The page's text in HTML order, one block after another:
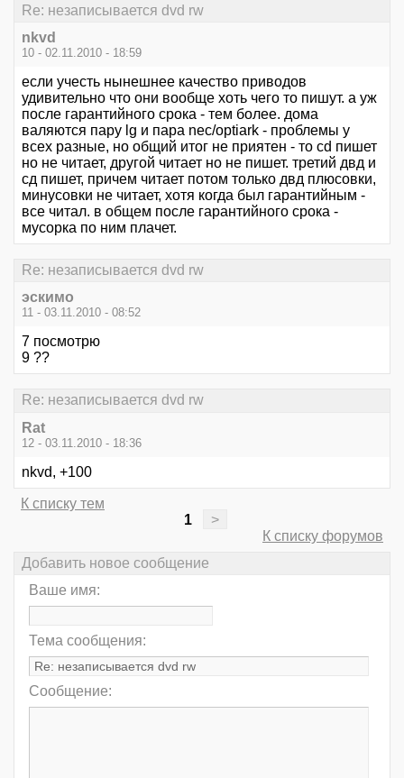
Re: незаписывается dvd rw
nkvd
10 - 02.11.2010 - 18:59
если учесть нынешнее качество приводов
удивительно что они вообще хоть чего то пишут. а уж
после гарантийного срока - тем более. дома
валяются пару lg и пара nec/optiark - проблемы у
всех разные, но общий итог не приятен - то cd пишет
но не читает, другой читает но не пишет. третий двд и
сд пишет, причем читает потом только двд плюсовки,
минусовки не читает, хотя когда был гарантийным -
все читал. в общем после гарантийного срока -
мусорка по ним плачет.
Re: незаписывается dvd rw
эскимо
11 - 03.11.2010 - 08:52
7 посмотрю
9 ??
Re: незаписывается dvd rw
Rat
12 - 03.11.2010 - 18:36
nkvd, +100
К списку тем
1
>
К списку форумов
Добавить новое сообщение
Ваше имя:
Тема сообщения:
Сообщение: